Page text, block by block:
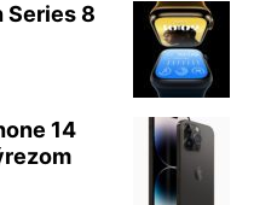
Series 8
14